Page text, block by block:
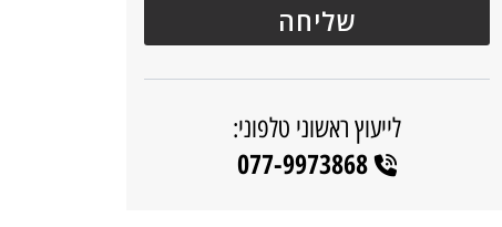
לייעוץ ראשוני טלפוני:
077-9973868